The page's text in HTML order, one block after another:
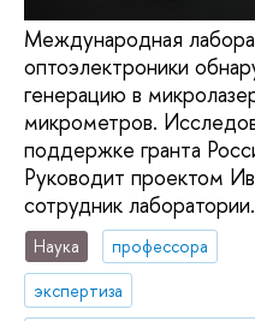
Международная
оптоэлектроники
генерацию в
микрометров.
поддержке гранта
Руководит проектом
сотрудник лаборатории.
Наука
профессора
экспертиза